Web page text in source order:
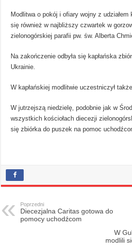
Modlitwa o pokój i ofiary wojny z
się również w najbliższy czwartek w
zielonogórskiej parafii pw. św. Alberta
Na zakończenie odbyła się kapłańska
Ukrainie.
W kapłańskiej modlitwie uczestniczył
W jutrzejszą niedzielę, podobnie jak w
wszystkich kościołach diecezji
się zbiórka do puszek na pomoc
Poprzedni
Diecezjalna Caritas gotowa do
pomocy uchodźcom
W
modlili